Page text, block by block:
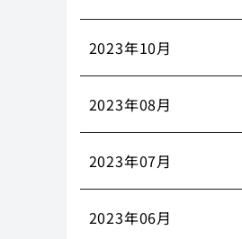
2023年10月
2023年08月
2023年07月
2023年06月